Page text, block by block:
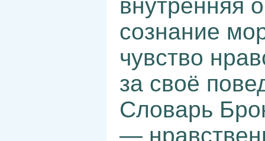
внутренняя
сознание
чувство
за своё
Словарь
—